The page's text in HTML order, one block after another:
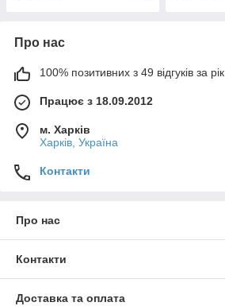
Про нас
100% позитивних з 49 відгуків за рік
Працює з 18.09.2012
м. Харків
Харків, Україна
Контакти
Про нас
Контакти
Доставка та оплата